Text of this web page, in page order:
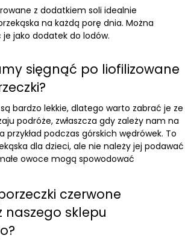
z dodatkiem soli idealnie
na każdą porę dnia. Można
jako dodatek do lodów.
sięgnąć po liofilizowane
bardzo lekkie, dlatego warto zabrać je ze
podróże, zwłaszcza gdy zależy nam na
przykład podczas górskich wędrówek. To
dla dzieci, ale nie należy jej podawać
owoce mogą spowodować
czerwone
naszego sklepu